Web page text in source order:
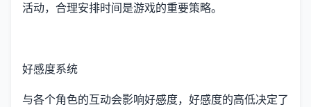
活动，合理安排时间是游戏的重要策略。
好感度系统
与各个角色的互动会影响好感度，好感度的高低决定了